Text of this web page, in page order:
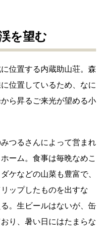
を望む
位置する内蔵助山荘。森
位置しているため、なに
ら昇るご来光が望める小
つるさんによって営まれ
ーム。食事は毎晩なめこ
ケなどの山菜も豊富で、
ップしたものを出すな
。生ビールはないが、缶
り、暑い日にはたまらな